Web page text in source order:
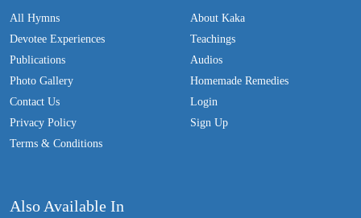
All Hymns
Devotee Experiences
Publications
Photo Gallery
Contact Us
Privacy Policy
Terms & Conditions
About Kaka
Teachings
Audios
Homemade Remedies
Login
Sign Up
Also Available In